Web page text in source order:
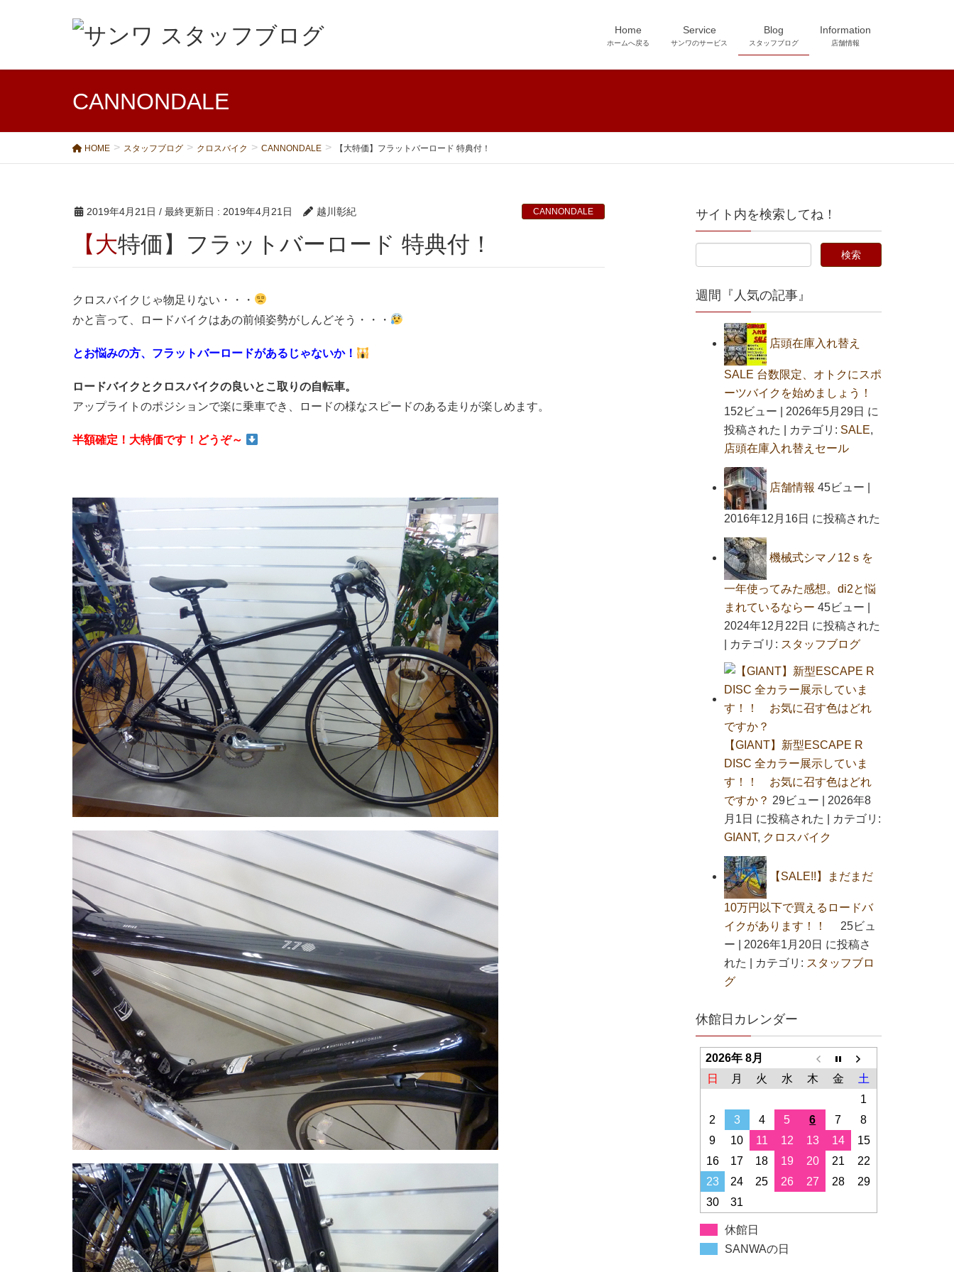
Home
ホームへ戻る
Service
サンワのサービス
Blog
スタッフブログ
Information
店舗情報
CANNONDALE
HOME スタッフブログ クロスバイク CANNONDALE 【大特価】フラットバーロード 特典付！
2019年4月21日 / 最終更新日 : 2019年4月21日 越川彰紀 CANNONDALE
【大特価】フラットバーロード 特典付！
クロスバイクじゃ物足りない・・・
かと言って、ロードバイクはあの前傾姿勢がしんどそう・・・
とお悩みの方、フラットバーロードがあるじゃないか！
ロードバイクとクロスバイクの良いとこ取りの自転車。
アップライトのポジションで楽に乗車でき、ロードの様なスピードのある走りが楽しめます。
半額確定！大特価です！どうぞ～
サイト内を検索してね！
週間『人気の記事』
店頭在庫入れ替え
SALE 台数限定、オトクにスポ
ーツバイクを始めましょう！
152ビュー
2026年5月29日 に
投稿された
カテゴリ: SALE,
店頭在庫入れ替えセール
店舗情報 45ビュー
2016年12月16日 に投稿された
機械式シマノ12ｓを
一年使ってみた感想。di2と悩
まれているならー 45ビュー
2024年12月22日 に投稿された
カテゴリ: スタッフブログ
【GIANT】新型ESCAPE R
DISC 全カラー展示していま
す！！ お気に召す色はどれ
ですか？ 29ビュー
2026年8
月1日 に投稿された
カテゴリ:
GIANT, クロスバイク
【SALE!!】まだまだ
10万円以下で買えるロードバ
イクがあります！！
25ビュ
ー
2026年1月20日 に投稿さ
れた
カテゴリ: スタッフブロ
グ
休館日カレンダー
2026年 8月
日
月 火 水 木 金
土
1
2
3 4 5 6 7
8
9
10 11 12 13 14
15
16
17 18 19 20 21
22
23
24 25 26 27 28
29
30
31
休館日
SANWAの日